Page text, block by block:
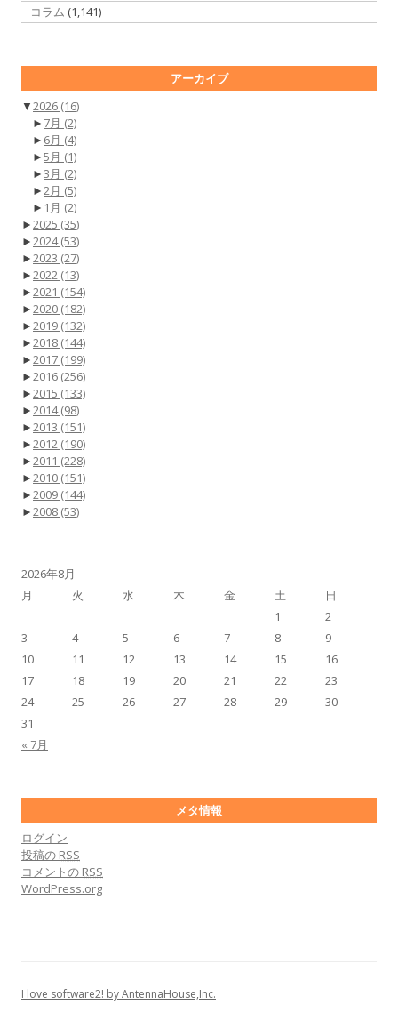
コラム (1,141)
アーカイブ
▼2026 (16)
► 7月 (2)
► 6月 (4)
►5月 (1)
►3月 (2)
►2月 (5)
► 1月 (2)
►2025 (35)
►2024(53)
►2023 (27)
►2022 (13)
►2021 (154)
►2020 (182)
►2019 (132)
►2018 (144)
►2017 (199)
►2016 (256)
►2015 (133)
►2014(98)
►2013 (151)
►2012 (190)
►2011 (228)
►2010 (151)
►2009 (144)
►2008 (53)
2026年8月
月
火 水 木 金 土 日
« 7月
1
2
3
4 5 6 7 8
9
10
11 12 13 14 15
16
17
18 19 20 21 22
23
24
25 26 27 28 29
30
31
メタ情報
ログイン
投稿の RSS
コメントの RSS
WordPress.org
I love software2! by AntennaHouse,Inc.